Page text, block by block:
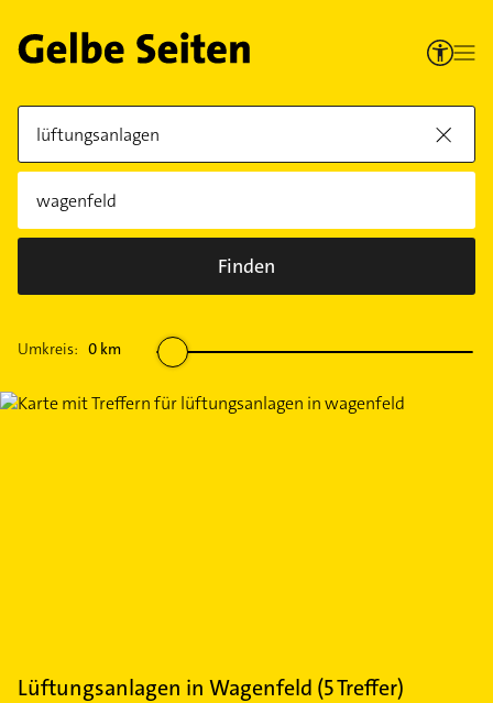
Finden
Umkreis: 0 km
Lüftungsanlagen in Wagenfeld (5Treffer)